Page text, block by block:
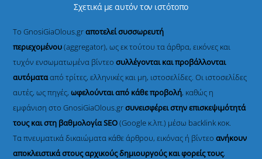
Σχετικά με αυτόν τον ιστότοπο
Το GnosiGiaOlous.grαποτελεί συσσωρευτή
περιεχομένου(aggregator), ως εκ τούτου τα άρθρα, εικόνες και
τυχόν ενσωματωμένα βίντεοσυλλέγονται και προβάλλονται
αυτόματααπό τρίτες, ελληνικές και μη, ιστοσελίδες. Οι ιστοσελίδες
αυτές, ως πηγές,ωφελούνται από κάθε προβολή, καθώς η
εμφάνιση στο GnosiGiaOlous.grσυνεισφέρει στην επισκεψιμότητά
τους και στη βαθμολογία SEO(Google κ.λπ.) μέσω backlink κοκ.
Τα πνευματικά δικαιώματα κάθε άρθρου, εικόνας ή βίντεοανήκουν
αποκλειστικά στους αρχικούς δημιουργούς και φορείς τους,